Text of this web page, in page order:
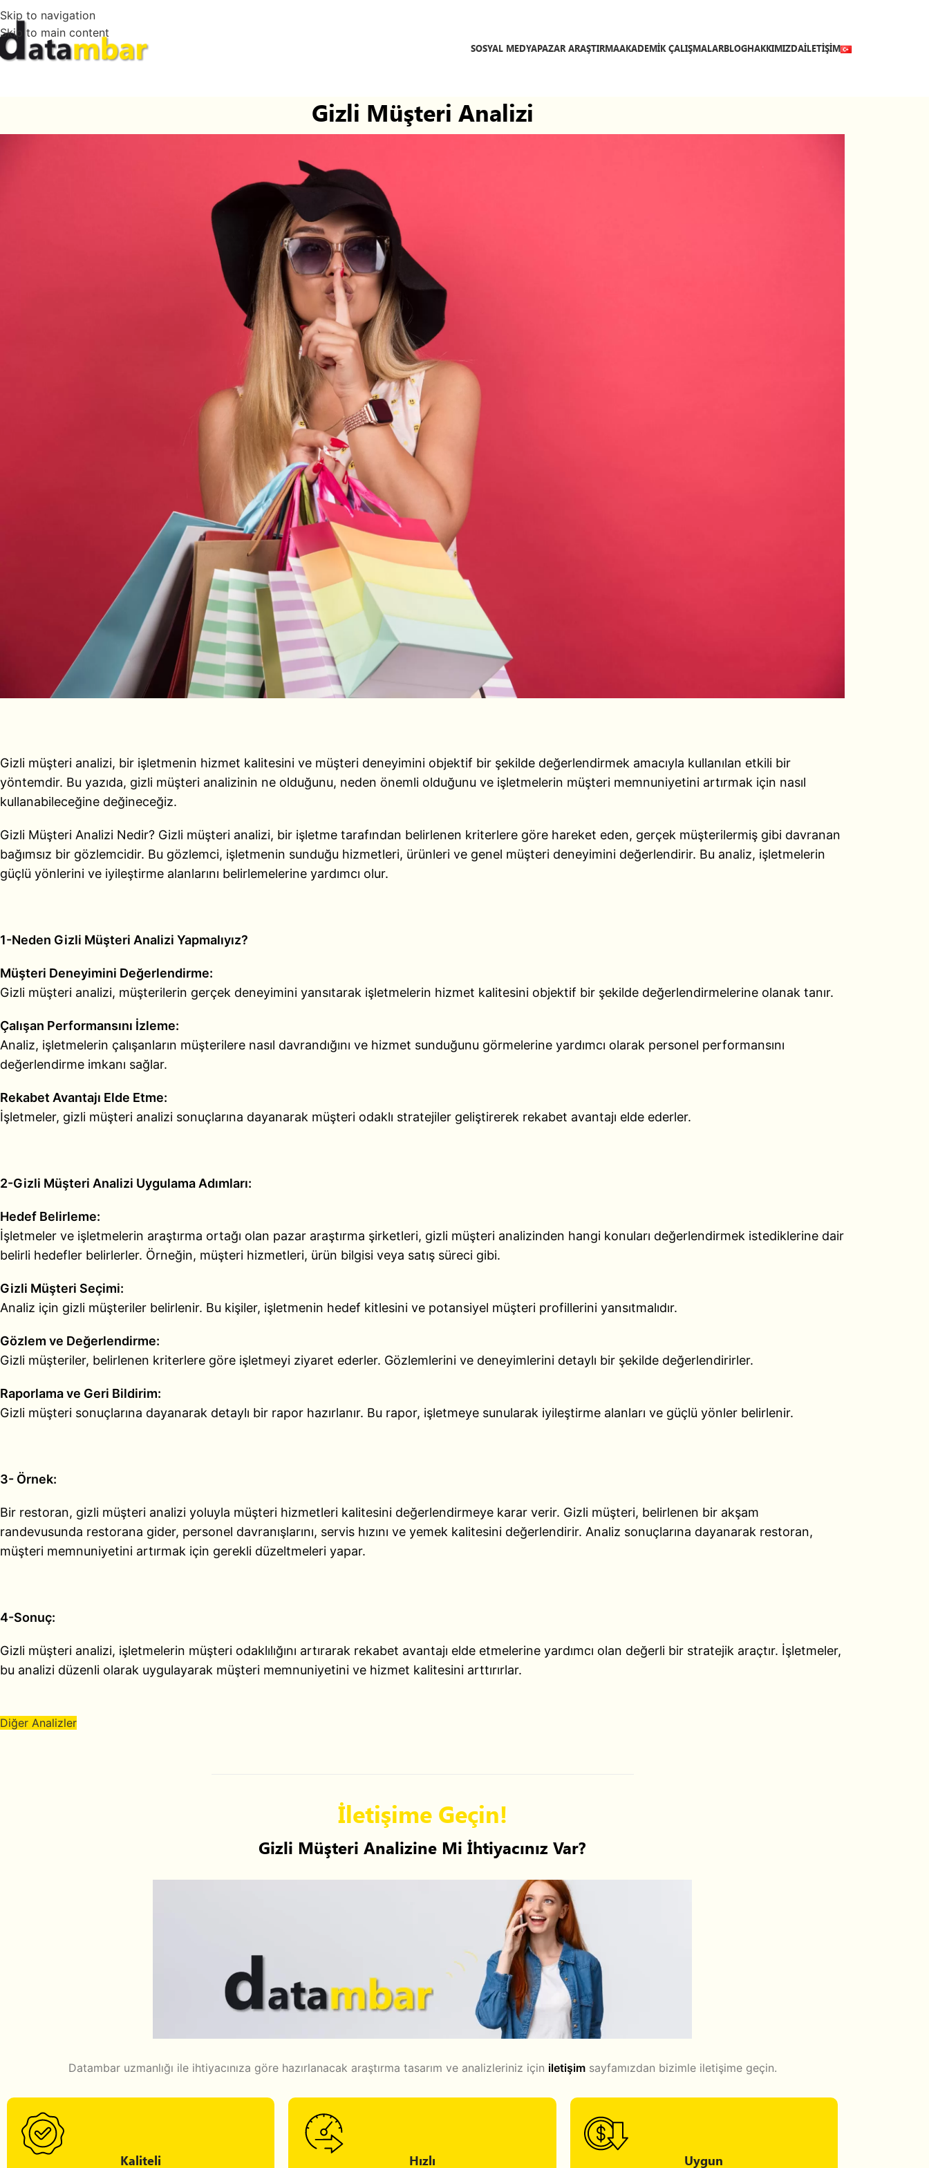
Skip to navigation
Skip to main content
SOSYAL MEDYAPAZAR ARAŞTIRMAAKADEMIK ÇALIŞMALARBLOGHAKKIMIZDAİLETIŞIM
Gizli Müşteri Analizi
Gizli müşteri analizi, bir işletmenin hizmet kalitesini ve müşteri deneyimini objektif bir şekilde değerlendirmek amacıyla kullanılan etkili bir
yöntemdir. Bu yazıda, gizli müşteri analizinin ne olduğunu, neden önemli olduğunu ve işletmelerin müşteri memnuniyetini artırmak için nasıl
kullanabileceğine değineceğiz.
Gizli Müşteri Analizi Nedir? Gizli müşteri analizi, bir işletme tarafından belirlenen kriterlere göre hareket eden, gerçek müşterilermiş gibi davranan
bağımsız bir gözlemcidir. Bu gözlemci, işletmenin sunduğu hizmetleri, ürünleri ve genel müşteri deneyimini değerlendirir. Bu analiz, işletmelerin
güçlü yönlerini ve iyileştirme alanlarını belirlemelerine yardımcı olur.
1-Neden Gizli Müşteri Analizi Yapmalıyız?
Müşteri Deneyimini Değerlendirme:
Gizli müşteri analizi, müşterilerin gerçek deneyimini yansıtarak işletmelerin hizmet kalitesini objektif bir şekilde değerlendirmelerine olanak tanır.
Çalışan Performansını İzleme:
Analiz, işletmelerin çalışanların müşterilere nasıl davrandığını ve hizmet sunduğunu görmelerine yardımcı olarak personel performansını
değerlendirme imkanı sağlar.
Rekabet Avantajı Elde Etme:
İşletmeler, gizli müşteri analizi sonuçlarına dayanarak müşteri odaklı stratejiler geliştirerek rekabet avantajı elde ederler.
2-Gizli Müşteri Analizi Uygulama Adımları:
Hedef Belirleme:
İşletmeler ve işletmelerin araştırma ortağı olan pazar araştırma şirketleri, gizli müşteri analizinden hangi konuları değerlendirmek istediklerine dair
belirli hedefler belirlerler. Örneğin, müşteri hizmetleri, ürün bilgisi veya satış süreci gibi.
Gizli Müşteri Seçimi:
Analiz için gizli müşteriler belirlenir. Bu kişiler, işletmenin hedef kitlesini ve potansiyel müşteri profillerini yansıtmalıdır.
Gözlem ve Değerlendirme:
Gizli müşteriler, belirlenen kriterlere göre işletmeyi ziyaret ederler. Gözlemlerini ve deneyimlerini detaylı bir şekilde değerlendirirler.
Raporlama ve Geri Bildirim:
Gizli müşteri sonuçlarına dayanarak detaylı bir rapor hazırlanır. Bu rapor, işletmeye sunularak iyileştirme alanları ve güçlü yönler belirlenir.
3- Örnek:
Bir restoran, gizli müşteri analizi yoluyla müşteri hizmetleri kalitesini değerlendirmeye karar verir. Gizli müşteri, belirlenen bir akşam
randevusunda restorana gider, personel davranışlarını, servis hızını ve yemek kalitesini değerlendirir. Analiz sonuçlarına dayanarak restoran,
müşteri memnuniyetini artırmak için gerekli düzeltmeleri yapar.
4-Sonuç:
Gizli müşteri analizi, işletmelerin müşteri odaklılığını artırarak rekabet avantajı elde etmelerine yardımcı olan değerli bir stratejik araçtır. İşletmeler,
bu analizi düzenli olarak uygulayarak müşteri memnuniyetini ve hizmet kalitesini arttırırlar.
Diğer Analizler
İletişime Geçin!
Gizli Müşteri Analizine Mi İhtiyacınız Var?
Datambar uzmanlığı ile ihtiyacınıza göre hazırlanacak araştırma tasarım ve analizleriniz için iletişimsayfamızdan bizimle iletişime geçin.
Kaliteli Hızlı Uygun